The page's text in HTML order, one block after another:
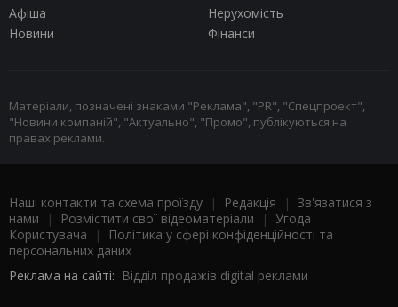
Афіша
Нерухомість
Новини
Фінанси
Матеріали, позначені знаками "Реклама", "PR", "Спецпроект",
"Новини компаній", "Актуально", "Промо", публікуються на
правах реклами.
Наші контакти та схема проїзду | Редакція | Зв'язатися з
нами | Розмістити свої відеоматеріали | Угода
Користувача |
Політика у сфері конфіденційності та
персональних даних
Реклама на сайті: Відділ продажів digital реклами